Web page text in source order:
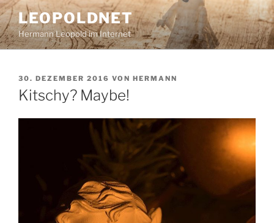
Zum
Inhalt
springen
LEOPOLDNET
Hermann Leopold im Internet
VERÖFFENTLICHT
AM
30. DEZEMBER 2016 VON HERMANN
Kitschy? Maybe!